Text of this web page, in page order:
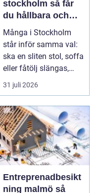
stockholm så får
du hållbara och
vackra möbler
Många i Stockholm
står inför samma val:
ska en sliten stol, soffa
eller fåtölj slängas,
säljas billi...
31 juli 2026
Entreprenadbesikt
ning malmö så